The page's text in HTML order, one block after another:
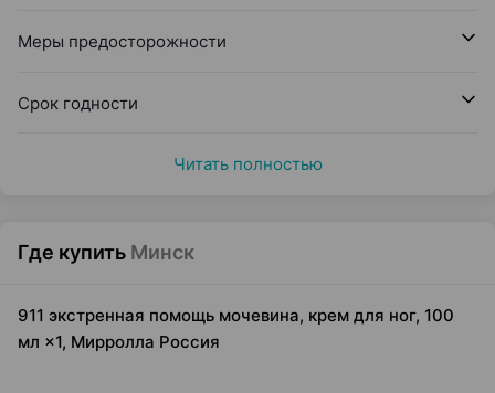
Меры предосторожности
Срок годности
Читать полностью
Где купить Минск
911 экстренная помощь мочевина, крем для ног, 100
мл ×1, Мирролла Россия